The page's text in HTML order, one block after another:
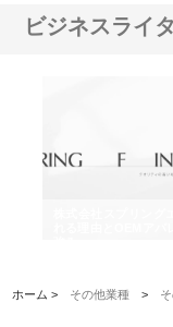
ビジネスライ
ホーム > その他業種 >